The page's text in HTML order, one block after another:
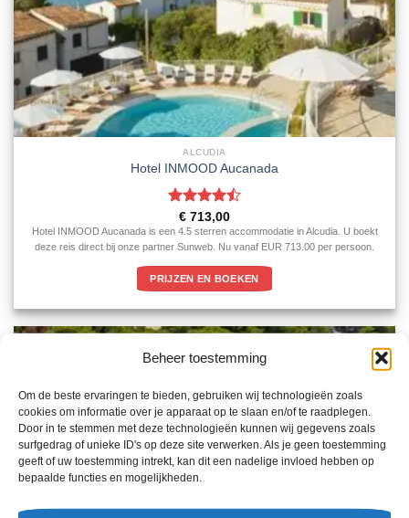
Beheer toestemming
Om de beste ervaringen te bieden, gebruiken wij technologieën zoals
cookies om informatie over je apparaat op te slaan en/of te raadplegen.
Door in te stemmen met deze technologieën kunnen wij gegevens zoals
surfgedrag of unieke ID's op deze site verwerken. Als je geen toestemming
geeft of uw toestemming intrekt, kan dit een nadelige invloed hebben op
bepaalde functies en mogelijkheden.
ALCUDIA
Hotel INMOOD Aucanada
Gewaardeerd
4.5uit 5
€ 713,00
Hotel INMOOD Aucanada is een 4.5 sterren accommodatie in Alcudia. U boekt
deze reis direct bij onze partner Sunweb. Nu vanaf EUR 713.00 per persoon.
PRIJZEN EN BOEKEN